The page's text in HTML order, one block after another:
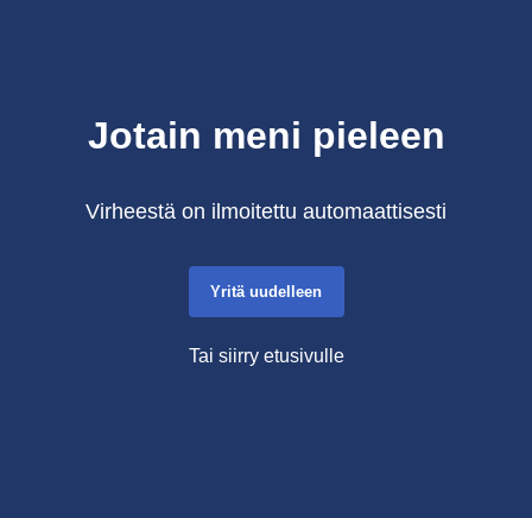
Jotain meni pieleen
Virheestä on ilmoitettu automaattisesti
Yritä uudelleen
Tai siirry etusivulle